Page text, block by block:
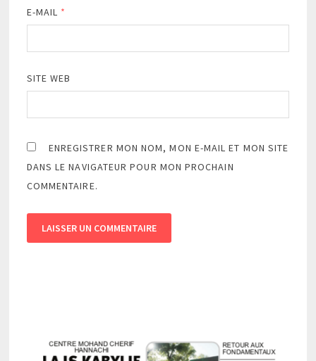
E-MAIL *
SITE WEB
ENREGISTRER MON NOM, MON E-MAIL ET MON SITE
DANS LE NAVIGATEUR POUR MON PROCHAIN
COMMENTAIRE.